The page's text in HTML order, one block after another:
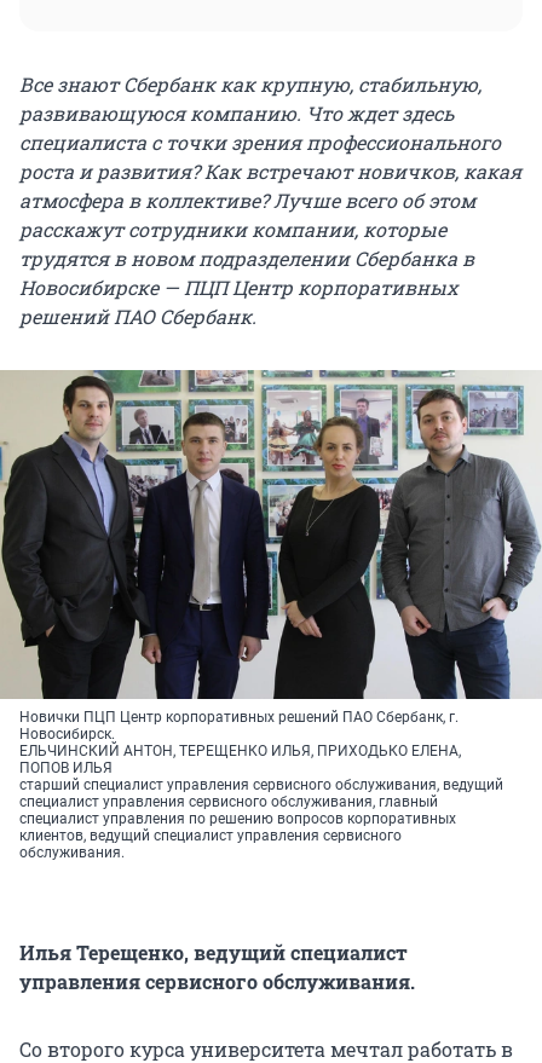
Все знают Сбербанк как крупную, стабильную,
развивающуюся компанию. Что ждет здесь
специалиста с точки зрения профессионального
роста и развития? Как встречают новичков, какая
атмосфера в коллективе? Лучше всего об этом
расскажут сотрудники компании, которые
трудятся в новом подразделении Сбербанка в
Новосибирске — ПЦП Центр корпоративных
решенийПАО Сбербанк.
Новички ПЦП Центр корпоративных решений ПАО Сбербанк, г.
Новосибирск.
ЕЛЬЧИНСКИЙ АНТОН, ТЕРЕЩЕНКО ИЛЬЯ, ПРИХОДЬКО ЕЛЕНА,
ПОПОВ ИЛЬЯ
старший специалист управления сервисного обслуживания, ведущий
специалист управления сервисного обслуживания, главный
специалист управления по решению вопросов корпоративных
клиентов, ведущий специалист управления сервисного
обслуживания.
Илья Терещенко, ведущий специалист
управления сервисного обслуживания.
Со второго курса университета мечтал работать в